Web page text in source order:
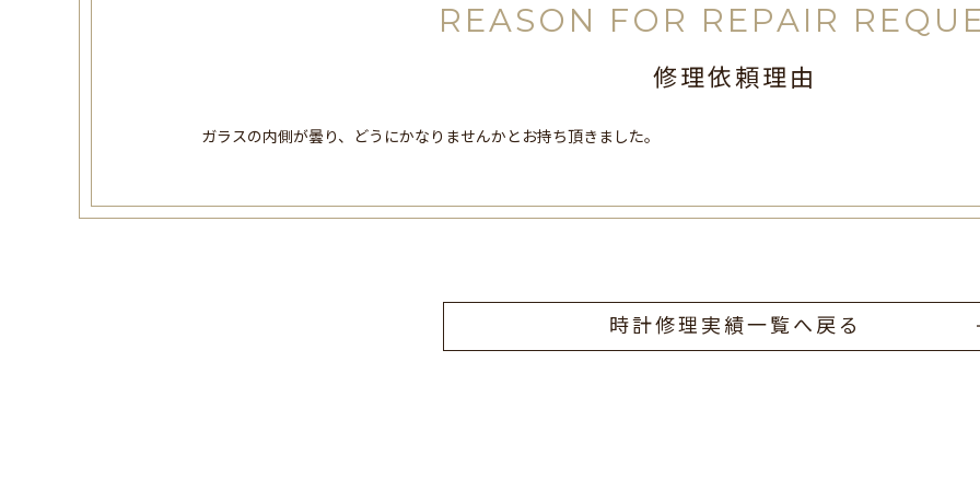
REASON FOR REPAIR
修理依頼理由
ガラスの内側が曇り、どうにかなりませんかとお持ち頂きました。
時計修理実績一覧へ戻る